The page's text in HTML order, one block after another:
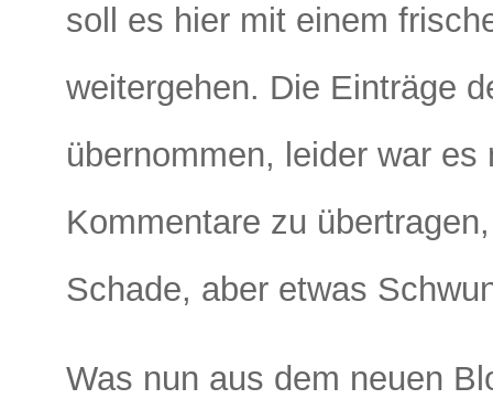
soll es hier mit einem
weitergehen. Die Einträge
übernommen, leider war
Kommentare zu
Schade, aber etwas
Was nun aus dem neuen